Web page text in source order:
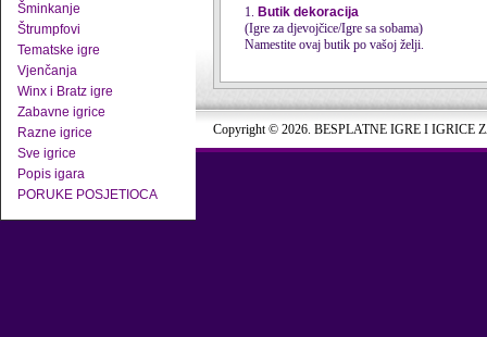
Šminkanje
Štrumpfovi
Tematske igre
Vjenčanja
Winx i Bratz igre
Zabavne igrice
Razne igrice
Sve igrice
Popis igara
PORUKE POSJETIOCA
1. Butik dekoracija
(Igre za djevojčice/Igre sa sobama)
Namestite ovaj butik po vašoj želji.
Copyright © 2026. BESPLATNE IGRE I IGRICE